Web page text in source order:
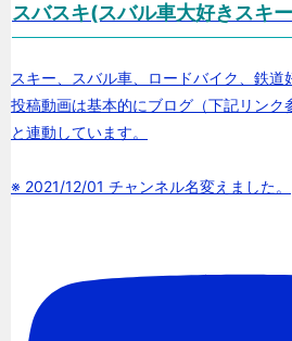
スバスキ(スバル車大好きスキ
スキー、スバル車、ロードバイク、鉄道
投稿動画は基本的にブログ（下記リンク
と連動しています。
※ 2021/12/01 チャンネル名変えました。